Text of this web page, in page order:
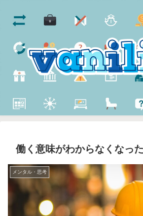
働く意味がわからなくなっ
メンタル・思考